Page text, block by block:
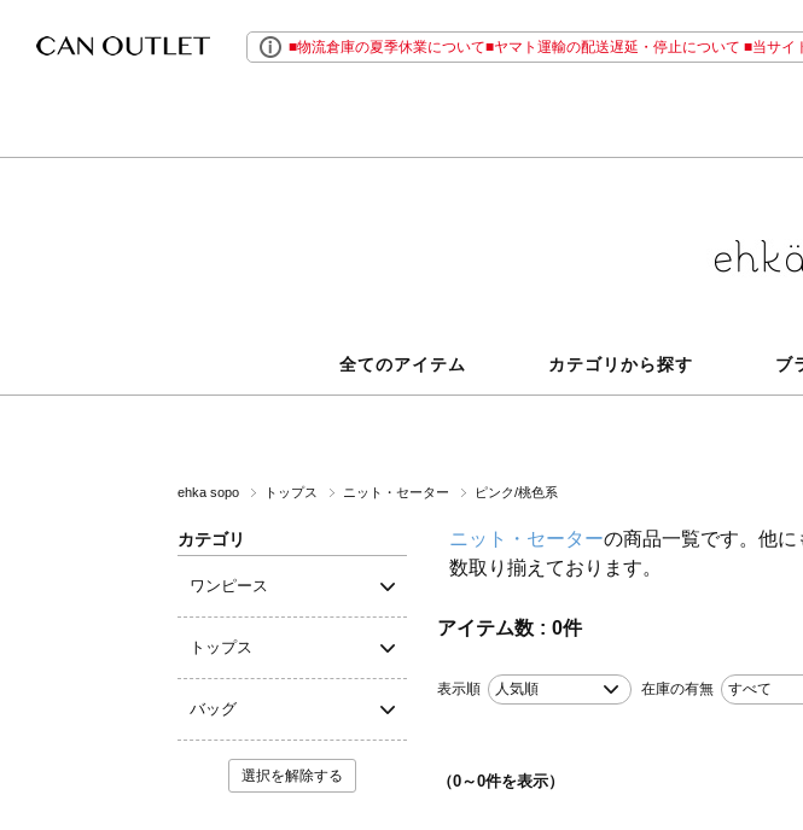
■物流倉庫の夏季休業について■ヤマト運輸の配送遅延・停止について ■当サ
全てのアイテム カテゴリから探す ブ
ehka sopo トップス ニット・セーター ピンク/桃色系
カテゴリ
ワンピース
トップス
バッグ
選択を解除する
ニット・セーターの商品一覧です。他に
数取り揃えております。
アイテム数 0件
表示順 人気順 在庫の有無 すべて
（0～0件を表示）